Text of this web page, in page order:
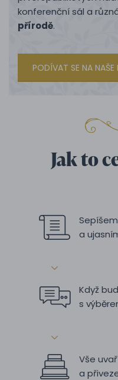
konferenční sál a
přírodě.
PODÍVAT SE NA NAŠE
Jak to
a
Když
s
Vše
a